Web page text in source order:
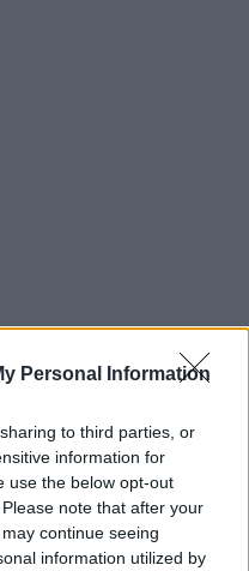
Personal Information
to third parties, or
information for
use the below opt-out
note that after your
continue seeing
information utilized by